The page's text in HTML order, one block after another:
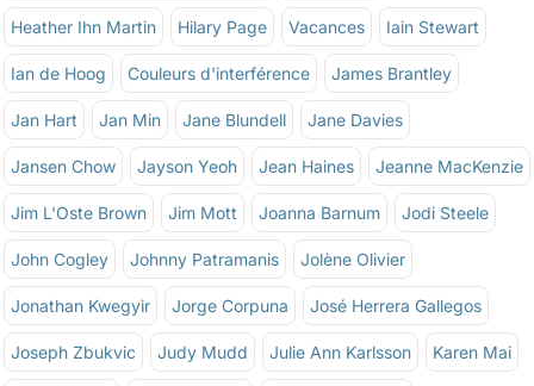
Heather Ihn Martin Hilary Page Vacances Iain Stewart
Ian de Hoog Couleurs d'interférence James Brantley
Jan Hart Jan Min Jane Blundell Jane Davies
Jansen Chow Jayson Yeoh Jean Haines Jeanne MacKenzie
Jim L'Oste Brown Jim Mott Joanna Barnum Jodi Steele
John Cogley Johnny Patramanis Jolène Olivier
Jonathan Kwegyir Jorge Corpuna José Herrera Gallegos
Joseph Zbukvic Judy Mudd Julie Ann Karlsson Karen Mai